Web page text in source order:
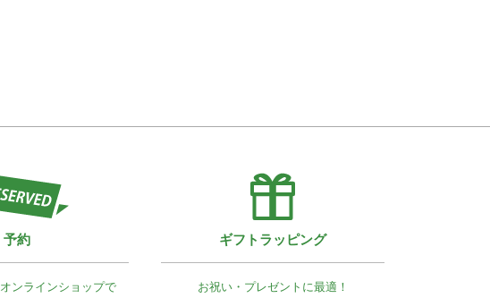
予約
オンラインショップで
ギフトラッピング
お祝い・プレゼントに最適！